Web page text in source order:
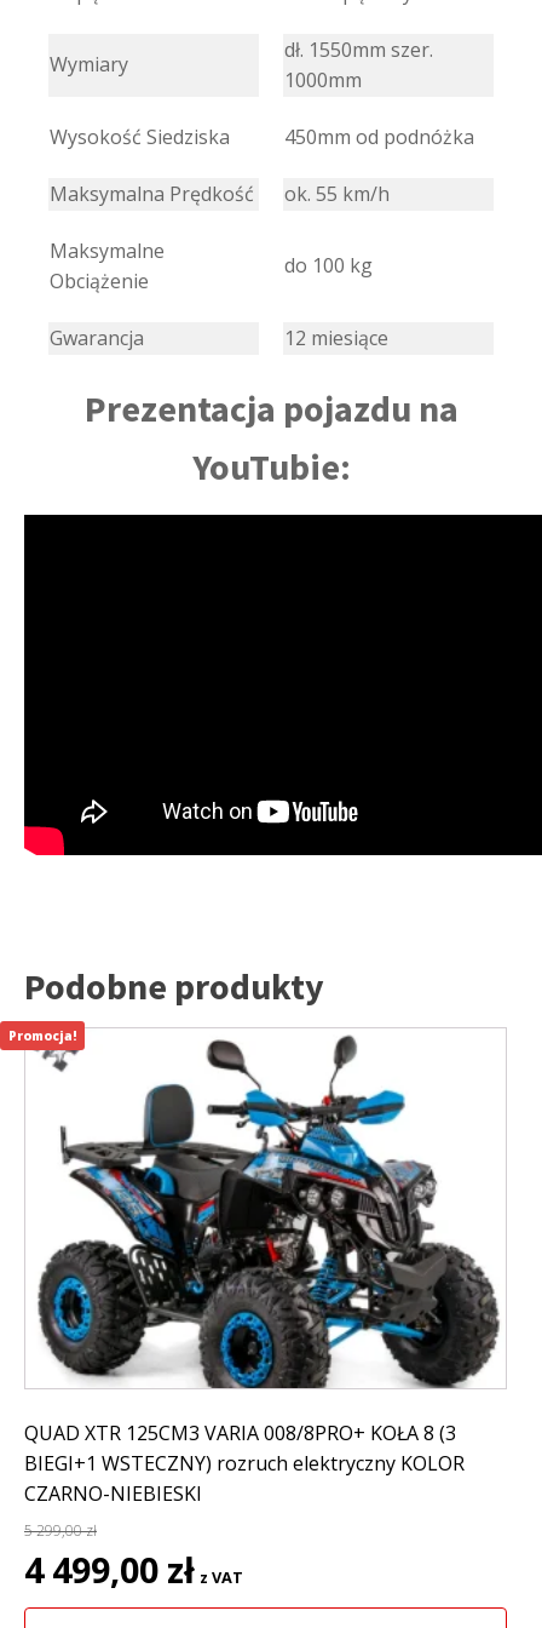
Wymiary
dł. 1550mm szer.
1000mm
Wysokość Siedziska 450mm od podnóżka
Maksymalna Prędkość ok. 55 km/h
Maksymalne
Obciążenie
do 100 kg
Gwarancja 12 miesiące
Prezentacja pojazdu na
YouTubie:
Podobne produkty
QUAD XTR 125CM3 VARIA 008/8PRO+ KOŁA 8 (3
BIEGI+1 WSTECZNY) rozruch elektryczny KOLOR
CZARNO-NIEBIESKI
5 299,00zł
Pierwotna
cena
wynosiła:
4 499,00 zł cena
wynosi:
z VAT
Promocja!